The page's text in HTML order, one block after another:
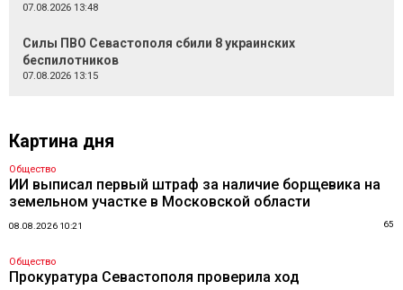
07.08.2026 13:48
Силы ПВО Севастополя сбили 8 украинских
беспилотников
07.08.2026 13:15
Картина дня
Общество
ИИ выписал первый штраф за наличие борщевика на
земельном участке в Московской области
08.08.2026 10:21 65
Общество
Прокуратура Севастополя проверила ход